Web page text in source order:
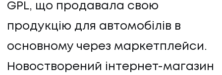
GPL, що продавала свою
продукцію для автомобілів в
основному через маркетплейси.
Новостворений інтернет-магазин